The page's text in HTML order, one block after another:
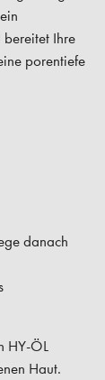
bereitet Ihre
porentiefe
danach
HY-ÖL
Haut.